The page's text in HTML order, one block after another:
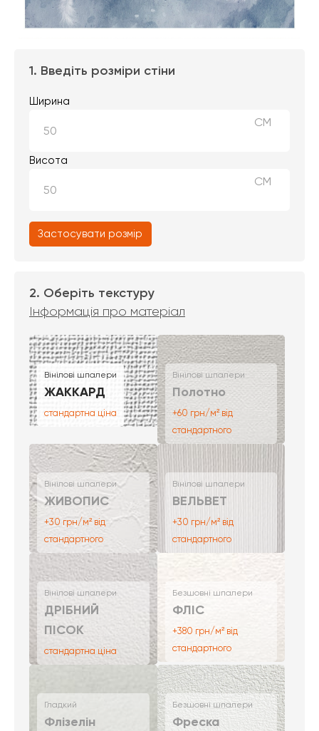
1. Введіть розміри стіни
Ширина
СМ
Висота
СМ
Застосувати розмір
2. Оберіть текстуру
Інформація про матеріал
Вінілові шпалери
ЖАККАРД
стандартна ціна
Вінілові шпалери
Полотно
+60 грн/м² від
стандартного
Вінілові шпалери
ЖИВОПИС
+30 грн/м² від
стандартного
Вінілові шпалери
ВЕЛЬВЕТ
+30 грн/м² від
стандартного
Вінілові шпалери
ДРІБНИЙ
ПІСОК
стандартна ціна
Безшовні шпалери
ФЛІС
+380 грн/м² від
стандартного
Гладкий
Флізелін
Безшовні шпалери
Фреска